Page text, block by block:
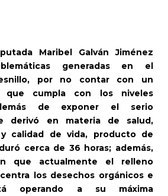
Maribel Galván Jiménez
generadas en el
por no contar con un
que cumpla con los niveles
de exponer el serio
derivó en materia de salud,
calidad de vida, producto de
cerca de 36 horas; además,
que actualmente el relleno
los desechos orgánicos e
operando a su máxima